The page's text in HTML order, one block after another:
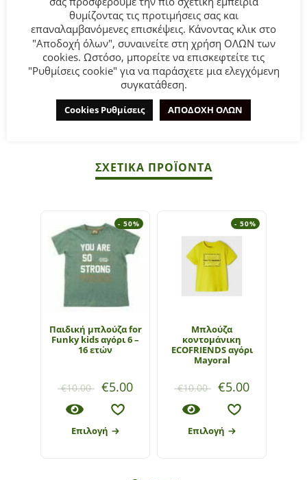
6 έως 16 ετών σε χρώμα μπλε – ραφ – μπορντό με πλέκτά
γράμματα στο τελείωμα.
Σύνθεση:100% Ακρυλικό.
Πλένεται στο πλυντήριο στους 30°C.
ΣΧΕΤΙΚΆ ΠΡΟΪΌΝΤΑ
- 50%
Παιδική μπλούζα for
Funky kids αγόρι 6 –
16 ετών
€10.00 €5.00
Επιλογή
- 50%
Μπλούζα
κοντομάνικη
ECOFRIENDS αγόρι
Mayoral
€10.00 €5.00
Επιλογή
θυμίζοντας τις προτιμήσεις σας και
επαναλαμβανόμενες επισκέψεις. Κάνοντας κλικ στο
"Αποδοχή όλων", συναινείτε στη χρήση ΟΛΩΝ των
cookies. Ωστόσο, μπορείτε να επισκεφτείτε τις
"Ρυθμίσεις cookie" για να παράσχετε μια ελεγχόμενη
συγκατάθεση.
Cookies Ρυθμίσεις ΑΠΟΔΟΧΗ ΟΛΩΝ